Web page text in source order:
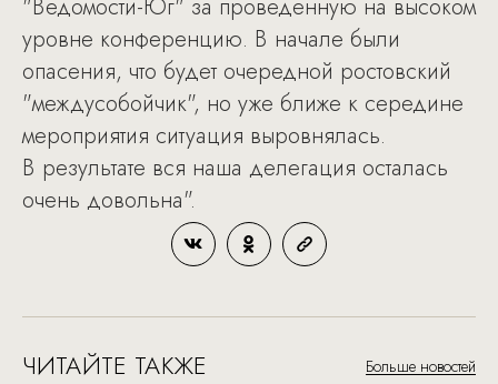
"Ведомости-Юг" за проведенную на высоком
уровне конференцию. В начале были
опасения, что будет очередной ростовский
"междусобойчик", но уже ближе к середине
мероприятия ситуация выровнялась.
В результате вся наша делегация осталась
очень довольна".
ЧИТАЙТЕ ТАКЖЕ Больше новостей